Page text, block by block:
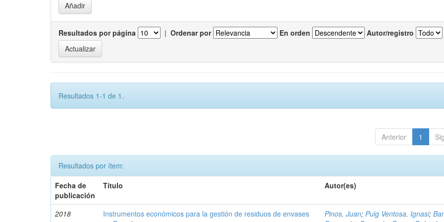
Resultados por página | Ordenar por En orden Autor/registro
Resultados 1-1 de 1.
Anterior 1
Resultados por ítem:
Fecha de
publicación
Título Autor(es)
2018
Instrumentos económicos para la gestión de residuos de envases
Pinos, Juan;Puig Ventosa, Ignasi;